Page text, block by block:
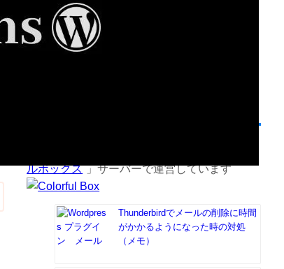
日記・雑記
画像・動画
翻訳ファイル
ルボックス 」サーバーで運営しています
Thunderbirdでメールの削除に時間
がかかるようになった時の対処
（メモ）